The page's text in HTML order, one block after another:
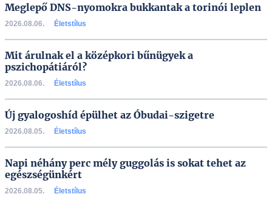
Meglepő DNS-nyomokra bukkantak a torinói leplen
2026.08.06. Életstílus
Mit árulnak el a középkori bűnügyek a
pszichopátiáról?
2026.08.06. Életstílus
Új gyalogoshíd épülhet az Óbudai-szigetre
2026.08.05. Életstílus
Napi néhány perc mély guggolás is sokat tehet az
egészségünkért
2026.08.05. Életstílus